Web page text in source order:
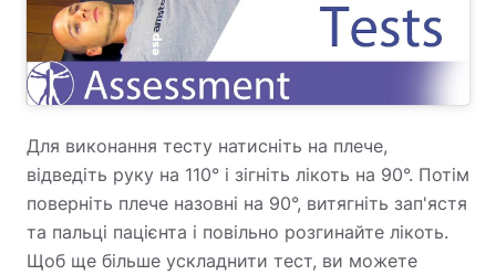
Для виконання тесту натисніть на плече,
відведіть руку на 110° і зігніть лікоть на 90°. Потім
поверніть плече назовні на 90°, витягніть зап'ястя
та пальці пацієнта і повільно розгинайте лікоть.
Щоб ще більше ускладнити тест, ви можете